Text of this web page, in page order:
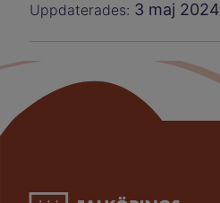
Uppdaterades: 3 maj 2024